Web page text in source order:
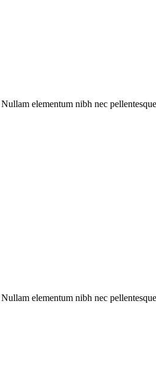
elementum nibh nec
elementum nibh nec